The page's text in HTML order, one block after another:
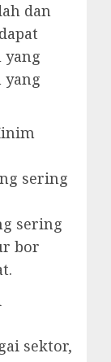
dan
yang
yang
sering
sering
bor
sektor,